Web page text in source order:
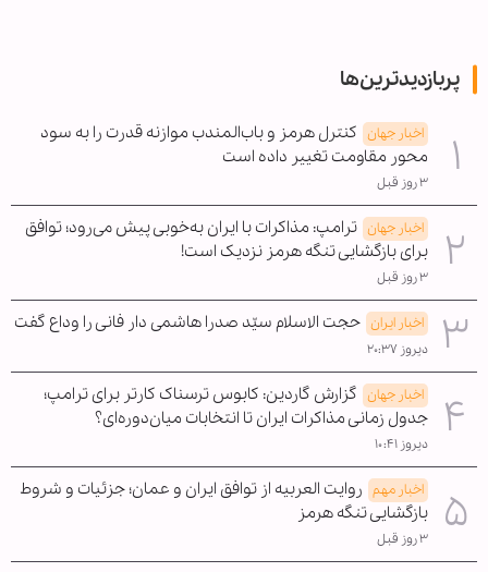
پربازدیدترین‌ها
اخبار جهان کنترل هرمز و باب‌المندب موازنه قدرت را به سود
محور مقاومت تغییر داده است
۳ روز قبل
اخبار جهان ترامپ: مذاکرات با ایران به‌خوبی پیش می‌رود؛ توافق
برای بازگشایی تنگه هرمز نزدیک است!
۳ روز قبل
اخبار ایران حجت الاسلام سیّد صدرا هاشمی دار فانی را وداع گفت
دیروز ۲۰:۳۷
اخبار جهان گزارش گاردین: کابوس ترسناک کارتر برای ترامپ؛
جدول زمانی مذاکرات ایران تا انتخابات میان‌دوره‌ای؟
دیروز ۱۰:۴۱
اخبار مهم روایت العربیه از توافق ایران و عمان؛ جزئیات و شروط
بازگشایی تنگه هرمز
۳ روز قبل